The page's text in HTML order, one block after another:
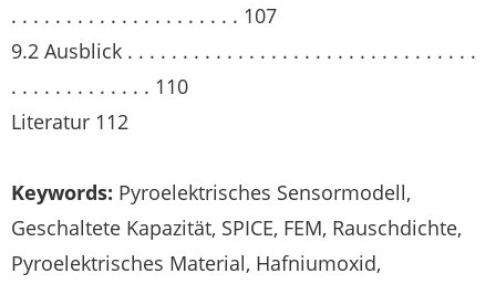
. . . . . . . . . . . . . . . . . . . . . 107
9.2 Ausblick . . . . . . . . . . . . . . . . . . . . . . . . . . . . . . . .
. . . . . . . . . . . . . 110
Literatur 112
Keywords: Pyroelektrisches Sensormodell,
Geschaltete Kapazität, SPICE, FEM, Rauschdichte,
Pyroelektrisches Material, Hafniumoxid,